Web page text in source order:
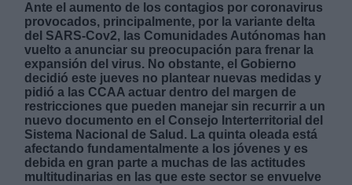
Ante el aumento de los contagios por coronavirus
provocados, principalmente, por la variante delta
del SARS-Cov2, las Comunidades Autónomas han
vuelto a anunciar su preocupación para frenar la
expansión del virus. No obstante, el Gobierno
decidió este jueves no plantear nuevas medidas y
pidió a las CCAA actuar dentro del margen de
restricciones que pueden manejar sin recurrir a un
nuevo documento en el Consejo Interterritorial del
Sistema Nacional de Salud. La quinta oleada está
afectando fundamentalmente a los jóvenes y es
debida en gran parte a muchas de las actitudes
multitudinarias en las que este sector se envuelve
Destinatarios:
Derechos: